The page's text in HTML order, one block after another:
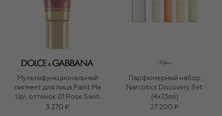
Мультифункциональный
пигмент для лица Paint Me
Up!, оттенок 01 Rose Swirl
(5ml)
3 270 ₽
Парфюмерный набор
Narcotics Discovery Set
(4x7,5ml)
27 200 ₽